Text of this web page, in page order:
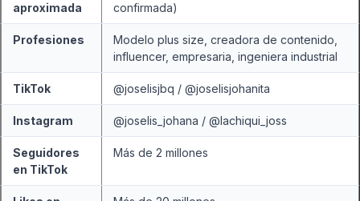
aproximada
confirmada)
Profesiones
Modelo plus size, creadora de contenido,
influencer, empresaria, ingeniera industrial
TikTok @joselisjbq / @joselisjohanita
Instagram @joselis_johana / @lachiqui_joss
Seguidores
en TikTok
Más de 2 millones